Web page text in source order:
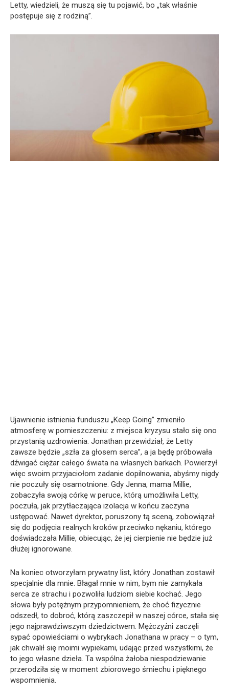
Letty, wiedzieli, że muszą się tu pojawić, bo „tak właśnie
postępuje się z rodziną”.
Ujawnienie istnienia funduszu „Keep Going” zmieniło
atmosferę w pomieszczeniu: z miejsca kryzysu stało się ono
przystanią uzdrowienia. Jonathan przewidział, że Letty
zawsze będzie „szła za głosem serca”, a ja będę próbowała
dźwigać ciężar całego świata na własnych barkach. Powierzył
więc swoim przyjaciołom zadanie dopilnowania, abyśmy nigdy
nie poczuły się osamotnione. Gdy Jenna, mama Millie,
zobaczyła swoją córkę w peruce, którą umożliwiła Letty,
poczuła, jak przytłaczająca izolacja w końcu zaczyna
ustępować. Nawet dyrektor, poruszony tą sceną, zobowiązał
się do podjęcia realnych kroków przeciwko nękaniu, którego
doświadczała Millie, obiecując, że jej cierpienie nie będzie już
dłużej ignorowane.
Na koniec otworzyłam prywatny list, który Jonathan zostawił
specjalnie dla mnie. Błagał mnie w nim, bym nie zamykała
serca ze strachu i pozwoliła ludziom siebie kochać. Jego
słowa były potężnym przypomnieniem, że choć fizycznie
odszedł, to dobroć, którą zaszczepił w naszej córce, stała się
jego najprawdziwszym dziedzictwem. Mężczyźni zaczęli
sypać opowieściami o wybrykach Jonathana w pracy – o tym,
jak chwalił się moimi wypiekami, udając przed wszystkimi, że
to jego własne dzieła. Ta wspólna żałoba niespodziewanie
przerodziła się w moment zbiorowego śmiechu i pięknego
wspomnienia.